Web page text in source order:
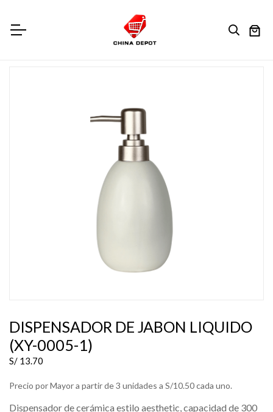
DISPENSADOR DE JABON LIQUIDO
(XY-0005-1)
S/ 13.70
Precio por Mayor a partir de 3 unidades a S/10.50 cada uno.
Dispensador de cerámica estilo aesthetic, capacidad de 300